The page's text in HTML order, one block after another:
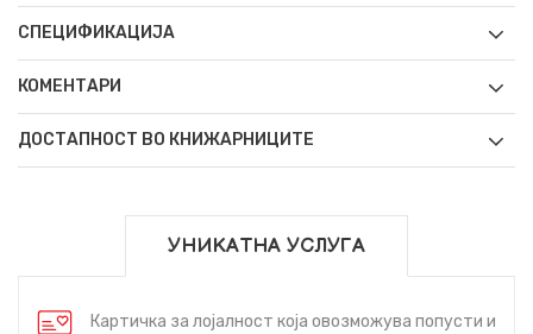
СПЕЦИФИКАЦИЈА
КОМЕНТАРИ
ДОСТАПНОСТ ВО КНИЖАРНИЦИТЕ
УНИКАТНА УСЛУГА
Картичка за лојалност која овозможува попусти и